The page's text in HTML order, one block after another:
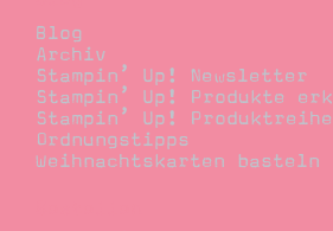
Blog
Archiv
Stampin’ Up! Newsletter
Stampin’ Up! Produkte
Stampin’ Up!
Ordnungstipps
Weihnachtskarten basteln